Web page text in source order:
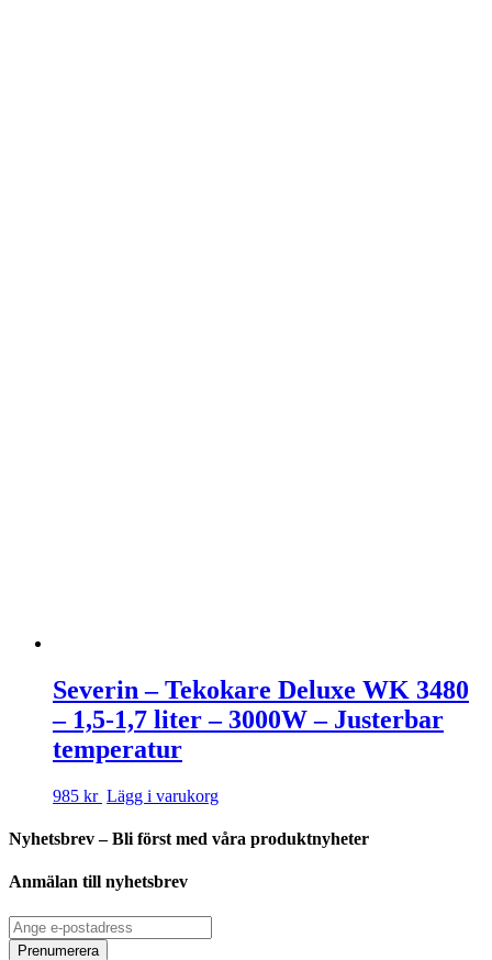
Severin – Tekokare Deluxe WK 3480
– 1,5-1,7 liter – 3000W – Justerbar
temperatur
985 kr Lägg i varukorg
Nyhetsbrev – Bli först med våra produktnyheter
Anmälan till nyhetsbrev
Prenumerera